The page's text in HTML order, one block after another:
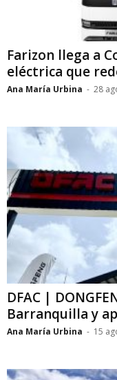
Farizon llega a
eléctrica que
Ana María Urbina - 28
DFAC |
Barranquilla y
Ana María Urbina - 15